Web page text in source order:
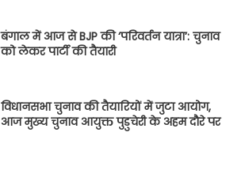
बंगाल में आज से BJP की ‘परिवर्तन यात्रा’: चुनाव
को लेकर पार्टी की तैयारी
विधानसभा चुनाव की तैयारियों में जुटा आयोग,
आज मुख्य चुनाव आयुक्त पुडुचेरी के अहम दौरे पर